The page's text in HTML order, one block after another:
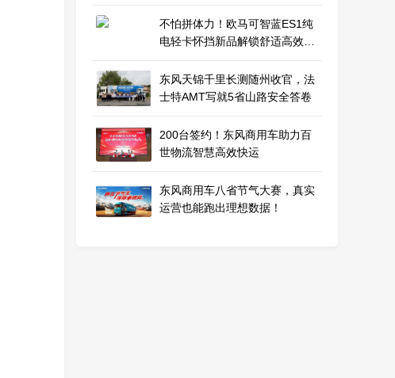
不怕拼体力！欧马可智蓝ES1纯
电轻卡怀挡新品解锁舒适高效运
东风天锦千里长测随州收官，法
士特AMT写就5省山路安全答卷
200台签约！东风商用车助力百
世物流智慧高效快运
东风商用车八省节气大赛，真实
运营也能跑出理想数据！